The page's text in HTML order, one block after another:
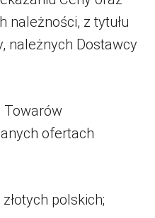
należności, z tytułu
należnych Dostawcy
Towarów
ofertach
polskich;